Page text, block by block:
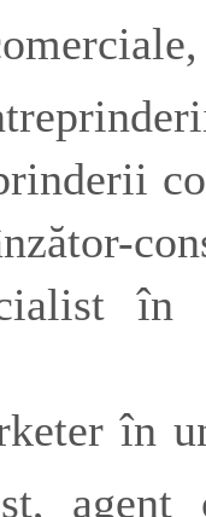
în
agent